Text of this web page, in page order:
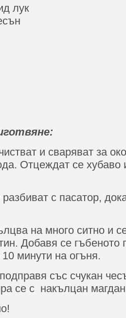
лук
и сваряват за
Отцеждат се хубаво
с пасатор,
на много ситно и
Добавя се гъбеното
минути на огъня.
със счукан
се с накълцан